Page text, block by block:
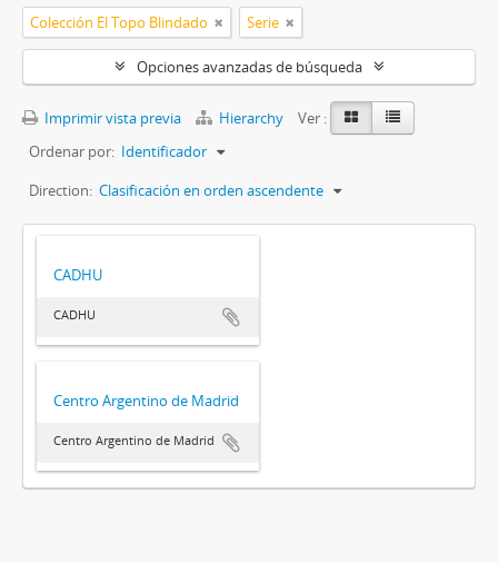
Colección El Topo Blindado Serie
Opciones avanzadas de búsqueda
Imprimir vista previa Hierarchy
Ver :
Ordenar por: Identificador
Direction: Clasificación en orden ascendente
CADHU
CADHU
Centro Argentino de Madrid
Centro Argentino de Madrid